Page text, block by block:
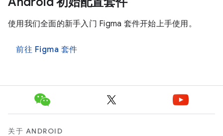
使用我们全面的新手入门 Figma 套件开始上手使用。
前往 Figma 套件
关于 ANDROID